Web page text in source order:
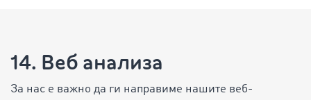
14. Веб анализа
За нас е важно да ги направиме нашите веб-